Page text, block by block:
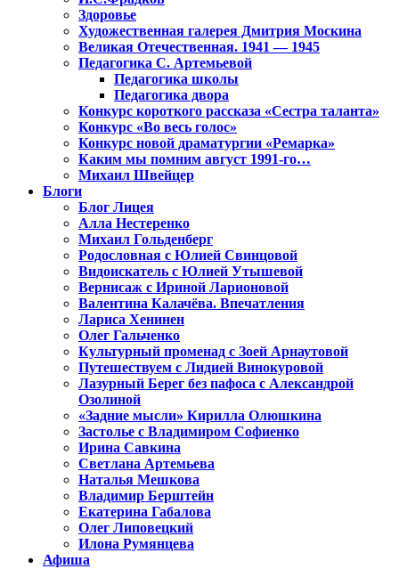
Здоровье
Художественная галерея Дмитрия Москина
Великая Отечественная. 1941 — 1945
Педагогика С. Артемьевой
Педагогика школы
Педагогика двора
Конкурс короткого рассказа «Сестра таланта»
Конкурс «Во весь голос»
Конкурс новой драматургии «Ремарка»
Каким мы помним август 1991-го…
Михаил Швейцер
Блоги
Блог Лицея
Алла Нестеренко
Михаил Гольденберг
Родословная с Юлией Свинцовой
Видоискатель с Юлией Утышевой
Вернисаж с Ириной Ларионовой
Валентина Калачёва. Впечатления
Лариса Хенинен
Олег Гальченко
Культурный променад с Зоей Арнаутовой
Путешествуем с Лидией Винокуровой
Лазурный Берег без пафоса с Александрой
Озолиной
«Задние мысли» Кирилла Олюшкина
Застолье с Владимиром Софиенко
Ирина Савкина
Светлана Артемьева
Наталья Мешкова
Владимир Берштейн
Екатерина Габалова
Олег Липовецкий
Илона Румянцева
Афиша